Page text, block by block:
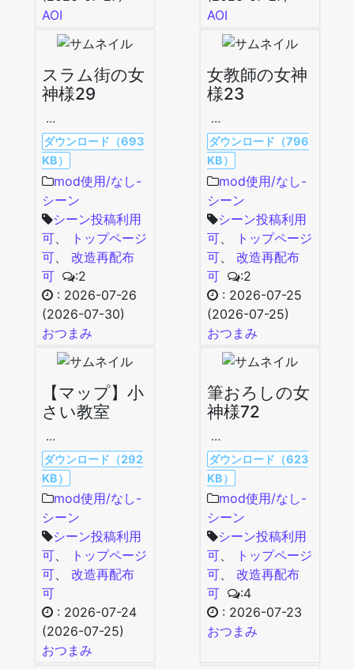
AOI
AOI
スラム街の女
神様29
…
ダウンロード（693
KB）
mod使用/なし-
シーン
シーン投稿利用
可、
トップページ
可、 改造再配布
可
:2
: 2026-07-26
(2026-07-30)
おつまみ
女教師の女神
様23
…
ダウンロード（796
KB）
mod使用/なし-
シーン
シーン投稿利用
可、
トップページ
可、 改造再配布
可
:2
: 2026-07-25
(2026-07-25)
おつまみ
【マップ】小
さい教室
…
ダウンロード（292
KB）
mod使用/なし-
シーン
シーン投稿利用
可、
トップページ
可、 改造再配布
可
: 2026-07-24
(2026-07-25)
おつまみ
筆おろしの女
神様72
…
ダウンロード（623
KB）
mod使用/なし-
シーン
シーン投稿利用
可、
トップページ
可、 改造再配布
可
:4
: 2026-07-23
おつまみ